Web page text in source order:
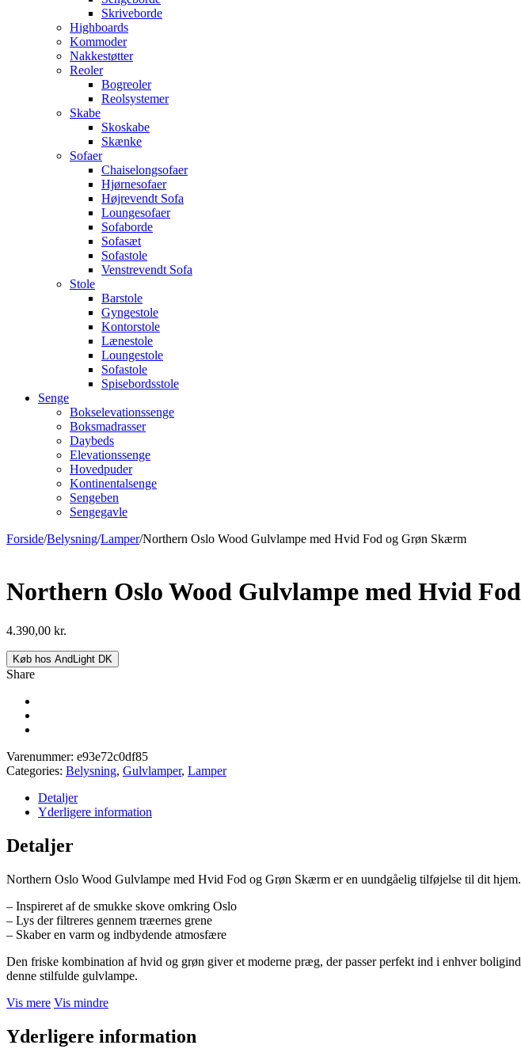
Skriveborde
Highboards
Kommoder
Nakkestøtter
Reoler
Bogreoler
Reolsystemer
Skabe
Skoskabe
Skænke
Sofaer
Chaiselongsofaer
Hjørnesofaer
Højrevendt Sofa
Loungesofaer
Sofaborde
Sofasæt
Sofastole
Venstrevendt Sofa
Stole
Barstole
Gyngestole
Kontorstole
Lænestole
Loungestole
Sofastole
Spisebordsstole
Senge
Bokselevationssenge
Boksmadrasser
Daybeds
Elevationssenge
Hovedpuder
Kontinentalsenge
Sengeben
Sengegavle
Forside/Belysning/Lamper/Northern Oslo Wood Gulvlampe med Hvid Fod og Grøn Skærm
Northern Oslo Wood Gulvlampe med Hvid
4.390,00 kr.
Køb hos AndLight DK
Share
Varenummer: e93e72c0df85
Categories: Belysning, Gulvlamper, Lamper
Detaljer
Yderligere information
Detaljer
Northern Oslo Wood Gulvlampe med Hvid Fod og Grøn Skærm er en uundgåelig tilføjelse til dit
– Inspireret af de smukke skove omkring Oslo
– Lys der filtreres gennem træernes grene
– Skaber en varm og indbydende atmosfære
Den friske kombination af hvid og grøn giver et moderne præg, der passer perfekt ind i enhver
denne stilfulde gulvlampe.
Vis mere Vis mindre
Yderligere information